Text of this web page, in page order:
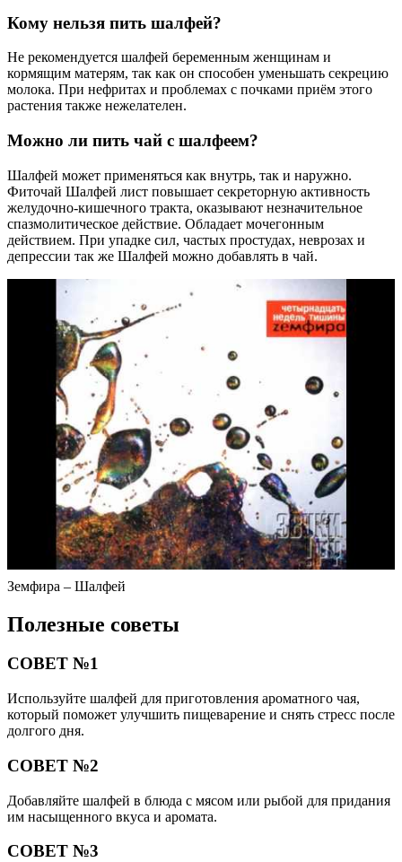
Кому нельзя пить шалфей?
Не рекомендуется шалфей беременным женщинам и
кормящим матерям, так как он способен уменьшать секрецию
молока. При нефритах и проблемах с почками приём этого
растения также нежелателен.
Можно ли пить чай с шалфеем?
Шалфей может применяться как внутрь, так и наружно.
Фиточай Шалфей лист повышает секреторную активность
желудочно-кишечного тракта, оказывают незначительное
спазмолитическое действие. Обладает мочегонным
действием. При упадке сил, частых простудах, неврозах и
депрессии так же Шалфей можно добавлять в чай.
Земфира – Шалфей
Полезные советы
СОВЕТ №1
Используйте шалфей для приготовления ароматного чая,
который поможет улучшить пищеварение и снять стресс после
долгого дня.
СОВЕТ №2
Добавляйте шалфей в блюда с мясом или рыбой для придания
им насыщенного вкуса и аромата.
СОВЕТ №3